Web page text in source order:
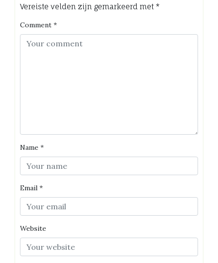
Vereiste velden zijn gemarkeerd met *
Comment *
Name *
Email *
Website